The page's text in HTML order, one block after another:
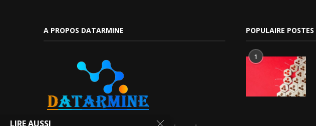
A PROPOS DATARMINE POPULAIRE POSTES
1
LIRE AUSSI